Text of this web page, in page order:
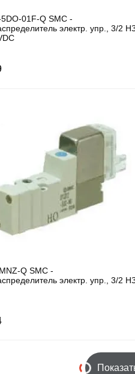
01F-Q SMC -
электр. упр., 3/2
Q SMC -
электр. упр., 3/2